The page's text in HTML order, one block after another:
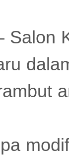
Salon